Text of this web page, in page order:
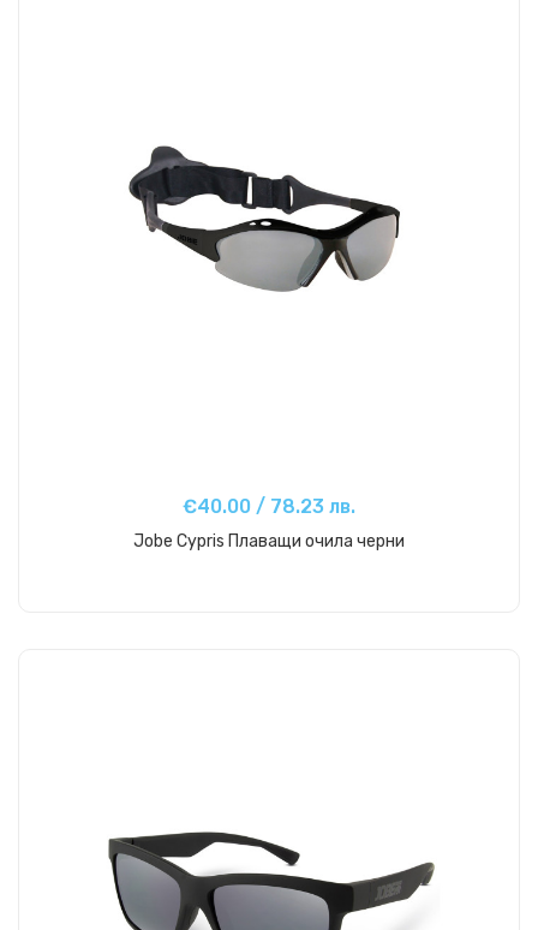
€40.00 / 78.23 лв.
Jobe Cypris Плаващи очила черни